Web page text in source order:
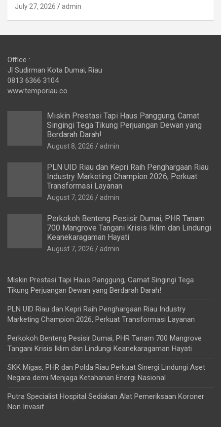
July 27, 2026 admin
Office :
Jl Sudirman Kota Dumai, Riau
0813 6366 3104
www.temporiau.co
Miskin Prestasi Tapi Haus Panggung, Camat
Singingi Tega Tikung Perjuangan Dewan yang
Berdarah Darah!
August 8, 2026 admin
PLN UID Riau dan Kepri Raih Penghargaan Riau
Industry Marketing Champion 2026, Perkuat
Transformasi Layanan
August 7, 2026 admin
Perkokoh Benteng Pesisir Dumai, PHR Tanam
700 Mangrove Tangani Krisis Iklim dan Lindungi
Keanekaragaman Hayati
August 7, 2026 admin
Miskin Prestasi Tapi Haus Panggung, Camat Singingi Tega
Tikung Perjuangan Dewan yang Berdarah Darah!
PLN UID Riau dan Kepri Raih Penghargaan Riau Industry
Marketing Champion 2026, Perkuat Transformasi Layanan
Perkokoh Benteng Pesisir Dumai, PHR Tanam 700 Mangrove
Tangani Krisis Iklim dan Lindungi Keanekaragaman Hayati
SKK Migas, PHR dan Polda Riau Perkuat Sinergi Lindungi Aset
Negara demi Menjaga Ketahanan Energi Nasional
Putra Specialist Hospital Sediakan Alat Pemeriksaan Koroner
Non Invasif